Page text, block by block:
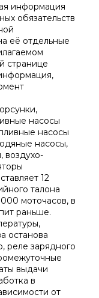
информация
обязательств
её отдельные
странице
насосы
насосы
насосы,
воздухо-
12
талона
моточасов, в
раньше.
останова
реле зарядного
выдачи
в
от